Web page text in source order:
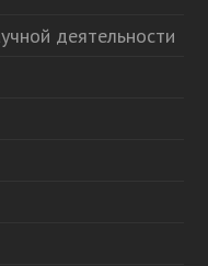
деятельности